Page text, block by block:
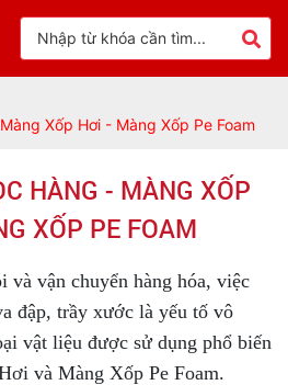
Xốp Hơi - Màng Xốp Pe Foam
HÀNG - MÀNG XỐP
XỐP PE FOAM
và vận chuyển hàng hóa, việc
đập, trầy xước là yếu tố vô
vật liệu được sử dụng phổ biến
và Màng Xốp Pe Foam.